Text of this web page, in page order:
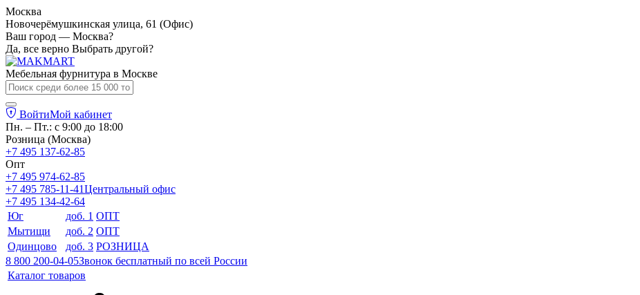
Москва
Новочерёмушкинская улица, 61 (Офис)
Ваш город — Москва?
Да, все верно Выбрать другой?
Мебельная фурнитура в Москве
ВойтиМой кабинет
Пн. – Пт.: с 9:00 до 18:00
Розница (Москва)
+7 495 137-62-85
Опт
+7 495 974-62-85
+7 495 785-11-41Центральный офис
+7 495 134-42-64
Юг
доб. 1 ОПТ
Мытищи
доб. 2 ОПТ
Одинцово
доб. 3 РОЗНИЦА
8 800 200-04-05Звонок бесплатный по всей России
Каталог товаров